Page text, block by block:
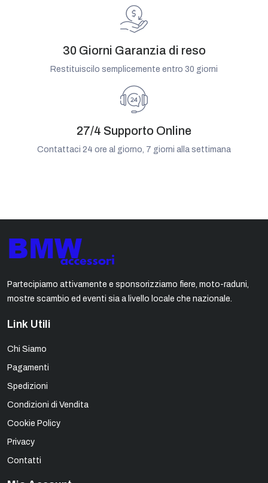
30 Giorni Garanzia di reso
Restituiscilo semplicemente entro 30 giorni
27/4 Supporto Online
Contattaci 24 ore al giorno, 7 giorni alla settimana
Partecipiamo attivamente e sponsorizziamo fiere, moto-raduni,
mostre scambio ed eventi sia a livello locale che nazionale.
Link Utili
Chi Siamo
Pagamenti
Spedizioni
Condizioni di Vendita
Cookie Policy
Privacy
Contatti